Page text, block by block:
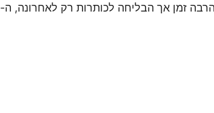
זמן אך הבליחה לכותרות רק לאחרונה, ה-